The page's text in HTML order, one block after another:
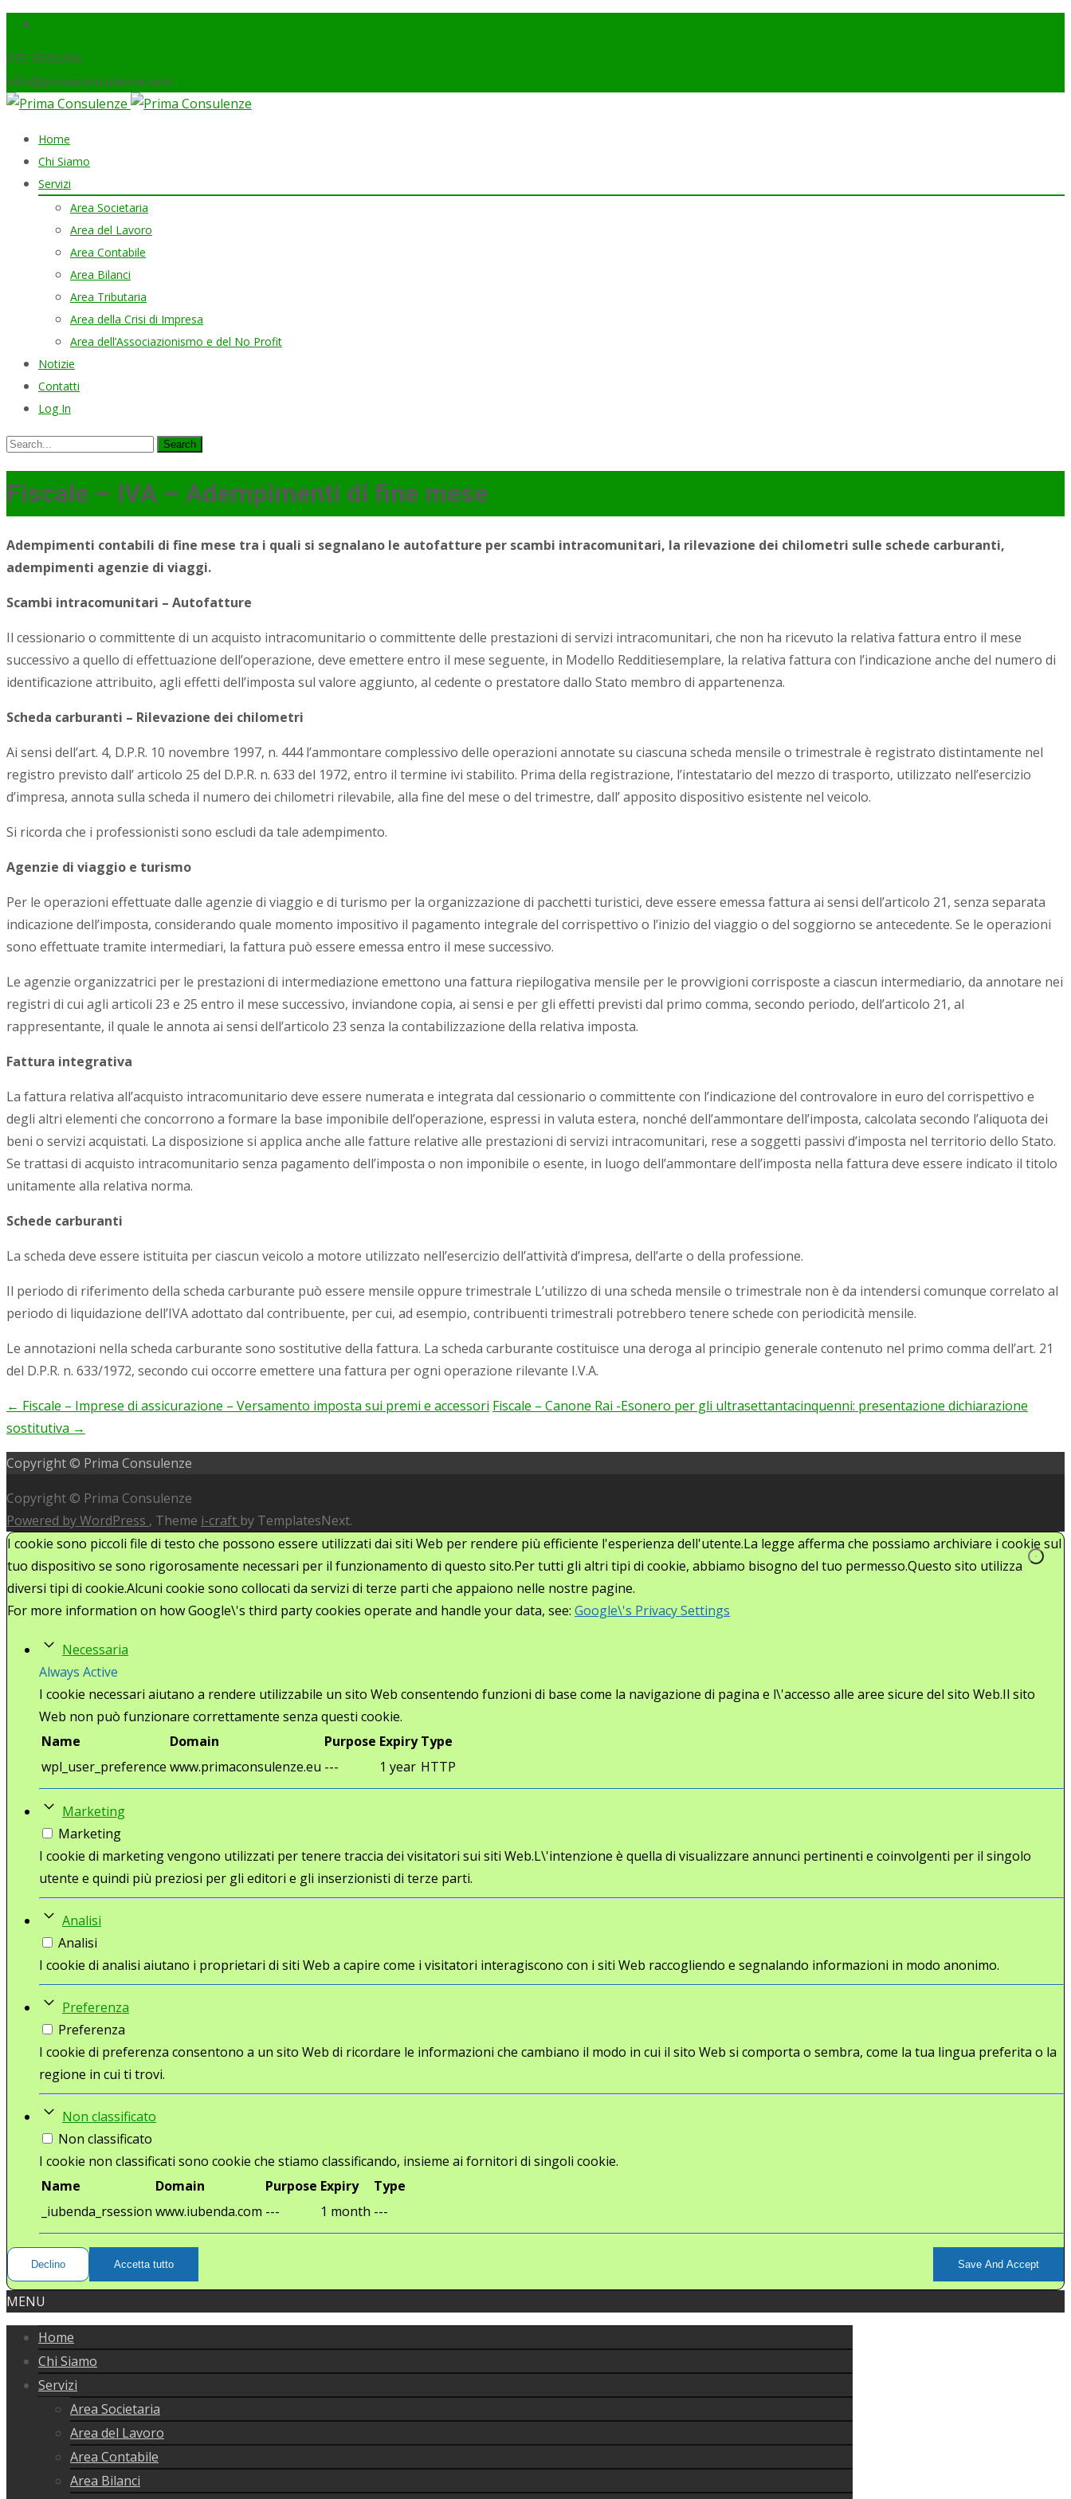
075 9920290
info@primaconsulenze.com
Skip
content
Home
Chi Siamo
Servizi
Area Societaria
Area del Lavoro
Area Contabile
Area Bilanci
Area Tributaria
Area della Crisi di Impresa
Area dell’Associazionismo e del No Profit
Notizie
Contatti
Log In
Search
Fiscale – IVA – Adempimenti di fine mese
Adempimenti contabili di fine mese tra i quali si segnalano le autofatture per scambi intracomunitari, la rilevazione dei chilometri sulle schede carburanti,
adempimenti agenzie di viaggi.
Scambi intracomunitari – Autofatture
Il cessionario o committente di un acquisto intracomunitario o committente delle prestazioni di servizi intracomunitari, che non ha ricevuto la relativa fattura entro il mese
successivo a quello di effettuazione dell’operazione, deve emettere entro il mese seguente, in Modello Redditiesemplare, la relativa fattura con l’indicazione anche del numero di
identificazione attribuito, agli effetti dell’imposta sul valore aggiunto, al cedente o prestatore dallo Stato membro di appartenenza.
Scheda carburanti – Rilevazione dei chilometri
Ai sensi dell’art. 4, D.P.R. 10 novembre 1997, n. 444 l’ammontare complessivo delle operazioni annotate su ciascuna scheda mensile o trimestrale è registrato distintamente nel
registro previsto dall’ articolo 25 del D.P.R. n. 633 del 1972, entro il termine ivi stabilito. Prima della registrazione, l’intestatario del mezzo di trasporto, utilizzato nell’esercizio
d’impresa, annota sulla scheda il numero dei chilometri rilevabile, alla fine del mese o del trimestre, dall’ apposito dispositivo esistente nel veicolo.
Si ricorda che i professionisti sono escludi da tale adempimento.
Agenzie di viaggio e turismo
Per le operazioni effettuate dalle agenzie di viaggio e di turismo per la organizzazione di pacchetti turistici, deve essere emessa fattura ai sensi dell’articolo 21, senza separata
indicazione dell’imposta, considerando quale momento impositivo il pagamento integrale del corrispettivo o l’inizio del viaggio o del soggiorno se antecedente. Se le operazioni
sono effettuate tramite intermediari, la fattura può essere emessa entro il mese successivo.
Le agenzie organizzatrici per le prestazioni di intermediazione emettono una fattura riepilogativa mensile per le provvigioni corrisposte a ciascun intermediario, da annotare nei
registri di cui agli articoli 23 e 25 entro il mese successivo, inviandone copia, ai sensi e per gli effetti previsti dal primo comma, secondo periodo, dell’articolo 21, al
rappresentante, il quale le annota ai sensi dell’articolo 23 senza la contabilizzazione della relativa imposta.
Fattura integrativa
La fattura relativa all’acquisto intracomunitario deve essere numerata e integrata dal cessionario o committente con l’indicazione del controvalore in euro del corrispettivo e
degli altri elementi che concorrono a formare la base imponibile dell’operazione, espressi in valuta estera, nonché dell’ammontare dell’imposta, calcolata secondo l’aliquota dei
beni o servizi acquistati. La disposizione si applica anche alle fatture relative alle prestazioni di servizi intracomunitari, rese a soggetti passivi d’imposta nel territorio dello Stato.
Se trattasi di acquisto intracomunitario senza pagamento dell’imposta o non imponibile o esente, in luogo dell’ammontare dell’imposta nella fattura deve essere indicato il titolo
unitamente alla relativa norma.
Schede carburanti
La scheda deve essere istituita per ciascun veicolo a motore utilizzato nell’esercizio dell’attività d’impresa, dell’arte o della professione.
Il periodo di riferimento della scheda carburante può essere mensile oppure trimestrale L’utilizzo di una scheda mensile o trimestrale non è da intendersi comunque correlato al
periodo di liquidazione dell’IVA adottato dal contribuente, per cui, ad esempio, contribuenti trimestrali potrebbero tenere schede con periodicità mensile.
Le annotazioni nella scheda carburante sono sostitutive della fattura. La scheda carburante costituisce una deroga al principio generale contenuto nel primo comma dell’art. 21
del D.P.R. n. 633/1972, secondo cui occorre emettere una fattura per ogni operazione rilevante I.V.A.
Post
← Fiscale – Imprese di assicurazione – Versamento imposta sui premi e accessori Fiscale – Canone Rai -Esonero per gli ultrasettantacinquenni: presentazione dichiarazione
sostitutiva →
Copyright © Prima Consulenze
Copyright © Prima Consulenze
Powered by WordPress , Theme i-craft by TemplatesNext.
I cookie sono piccoli file di testo che possono essere utilizzati dai siti Web per rendere più efficiente l'esperienza dell'utente.La legge afferma che possiamo archiviare i cookie sul
tuo dispositivo se sono rigorosamente necessari per il funzionamento di questo sito.Per tutti gli altri tipi di cookie, abbiamo bisogno del tuo permesso.Questo sito utilizza
diversi tipi di cookie.Alcuni cookie sono collocati da servizi di terze parti che appaiono nelle nostre pagine.
For more information on how Google\'s third party cookies operate and handle your data, see: Google\'s Privacy Settings
Necessaria
Always Active
I cookie necessari aiutano a rendere utilizzabile un sito Web consentendo funzioni di base come la navigazione di pagina e l\'accesso alle aree sicure del sito Web.Il sito
Web non può funzionare correttamente senza questi cookie.
Name
Domain Purpose Expiry Type
wpl_user_preference www.primaconsulenze.eu --- 1 year HTTP
Marketing
Marketing
I cookie di marketing vengono utilizzati per tenere traccia dei visitatori sui siti Web.L\'intenzione è quella di visualizzare annunci pertinenti e coinvolgenti per il singolo
utente e quindi più preziosi per gli editori e gli inserzionisti di terze parti.
Analisi
Analisi
I cookie di analisi aiutano i proprietari di siti Web a capire come i visitatori interagiscono con i siti Web raccogliendo e segnalando informazioni in modo anonimo.
Preferenza
Preferenza
I cookie di preferenza consentono a un sito Web di ricordare le informazioni che cambiano il modo in cui il sito Web si comporta o sembra, come la tua lingua preferita o la
regione in cui ti trovi.
Non classificato
Non classificato
I cookie non classificati sono cookie che stiamo classificando, insieme ai fornitori di singoli cookie.
Name
Domain Purpose Expiry
Type
_iubenda_rsession www.iubenda.com --- 1 month ---
Declino Accetta tutto Save And Accept
MENU
Home
Chi Siamo
Servizi
Area Societaria
Area del Lavoro
Area Contabile
Area Bilanci